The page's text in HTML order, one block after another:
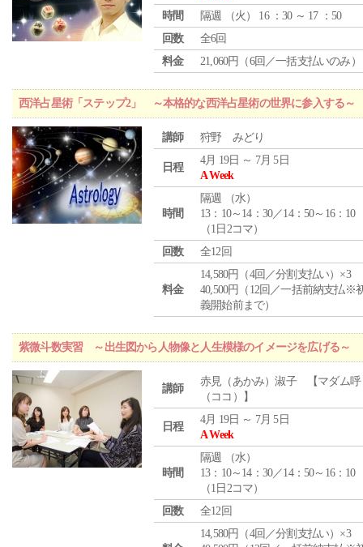
時間
隔週 （火 ） 16 ：30 ～ 17 ：50
回数
全6回
料金
21,060円（6回／一括支払いのみ）
西洋占星術「ステップ2」 ～本格的な西洋占星術の世界に参入する～
講師 狩野 みどり
日程
4月 19日 ～ 7月 5日
A Week
時間
隔週 （水）
13：10～14：30／14：50～16：10
（1日2コマ）
回数
全12回
料金
14,580円（4回／分割支払い）×3
40,500円（12回／一括前納支払※
義開始前まで）
紫微斗数実習 ～出生図から人物像と人生模様のイメージを広げる～
講師
赤見（あかみ）淑子 【マダム呼
（ココ）】
日程
4月 19日 ～ 7月 5日
A Week
時間
隔週 （水）
13：10～14：30／14：50～16：10
（1日2コマ）
回数
全12回
14,580円（4回／分割支払い）×3